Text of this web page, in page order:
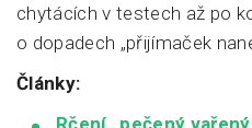
chytácích v testech až po
o dopadech „přijímaček
Články:
Rčení „pečený